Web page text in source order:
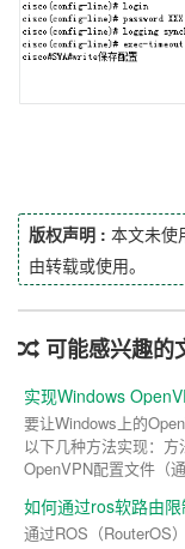
版权声明 : 本文未使
由转载或使用。
可能感兴趣的
实现Windows
要让Windows上的
以下几种方法实现：
OpenVPN配置文件（
如何通过ros软路由限
通过ROS（RouterOS